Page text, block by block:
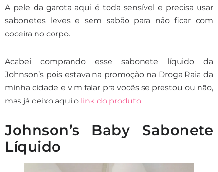
A pele da garota aqui é toda sensível e precisa usar
sabonetes leves e sem sabão para não ficar com
coceira no corpo.
Acabei comprando esse sabonete líquido da
Johnson’s pois estava na promoção na Droga Raia da
minha cidade e vim falar pra vocês se prestou ou não,
mas já deixo aqui o link do produto.
Johnson’s Baby Sabonete
Líquido